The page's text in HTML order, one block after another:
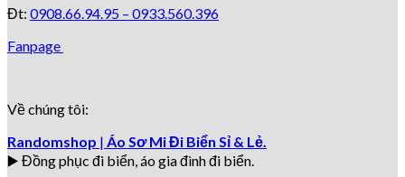
Đt: 0908.66.94.95 – 0933.560.396
Fanpage
Về chúng tôi:
Randomshop | Áo Sơ Mi Đi Biển Sỉ & Lẻ.
▶️ Đồng phục đi biển, áo gia đình đi biển.